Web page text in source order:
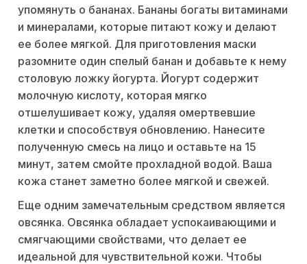
упомянуть о бананах. Бананы богаты витаминами
и минералами, которые питают кожу и делают
ее более мягкой. Для приготовления маски
разомните один спелый банан и добавьте к нему
столовую ложку йогурта. Йогурт содержит
молочную кислоту, которая мягко
отшелушивает кожу, удаляя омертвевшие
клетки и способствуя обновлению. Нанесите
полученную смесь на лицо и оставьте на 15
минут, затем смойте прохладной водой. Ваша
кожа станет заметно более мягкой и свежей.
Еще одним замечательным средством является
овсянка. Овсянка обладает успокаивающими и
смягчающими свойствами, что делает ее
идеальной для чувствительной кожи. Чтобы